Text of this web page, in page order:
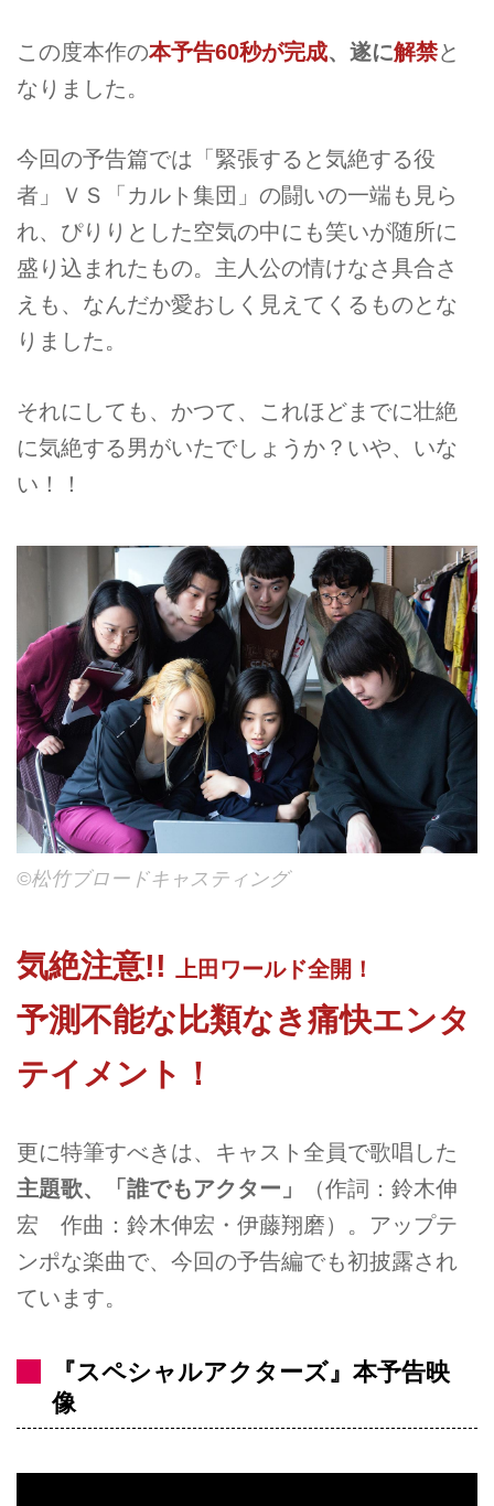
この度本作の本予告60秒が完成、遂に解禁と
なりました。
今回の予告篇では「緊張すると気絶する役
者」ＶＳ「カルト集団」の闘いの一端も見ら
れ、ぴりりとした空気の中にも笑いが随所に
盛り込まれたもの。主人公の情けなさ具合さ
えも、なんだか愛おしく見えてくるものとな
りました。
それにしても、かつて、これほどまでに壮絶
に気絶する男がいたでしょうか？いや、いな
い！！
©松竹ブロードキャスティング
気絶注意!! 上田ワールド全開！
予測不能な比類なき痛快エンタ
テイメント！
更に特筆すべきは、キャスト全員で歌唱した
主題歌、「誰でもアクター」
（作詞：鈴木伸
宏 作曲：鈴木伸宏・伊藤翔磨）。アップテ
ンポな楽曲で、今回の予告編でも初披露され
ています。
『スペシャルアクターズ』本予告映
像